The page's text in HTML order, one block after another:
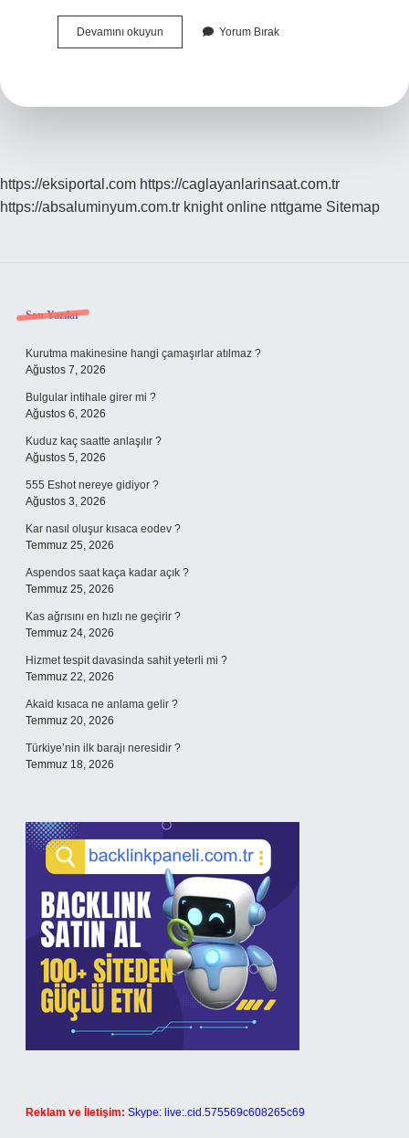
Devamını okuyun
Toplulukları
Yorum Bırak
https://eksiportal.com https://caglayanlarinsaat.com.tr
https://absaluminyum.com.tr knight online nttgame Sitemap
Sidebar
Son Yazılar
Kurutma makinesine hangi çamaşırlar atılmaz ?
Ağustos 7, 2026
Bulgular intihale girer mi ?
Ağustos 6, 2026
Kuduz kaç saatte anlaşılır ?
Ağustos 5, 2026
555 Eshot nereye gidiyor ?
Ağustos 3, 2026
Kar nasıl oluşur kısaca eodev ?
Temmuz 25, 2026
Aspendos saat kaça kadar açık ?
Temmuz 25, 2026
Kas ağrısını en hızlı ne geçirir ?
Temmuz 24, 2026
Hizmet tespit davasinda sahit yeterli mi ?
Temmuz 22, 2026
Akaid kısaca ne anlama gelir ?
Temmuz 20, 2026
Türkiye’nin ilk barajı neresidir ?
Temmuz 18, 2026
Reklam ve İletişim: Skype: live:.cid.575569c608265c69